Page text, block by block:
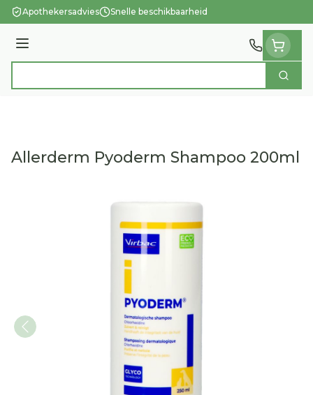
Ga naar de inhoud
Apothekersadvies Snelle beschikbaarheid
Menu
Zoek
Allerderm Pyoderm Shampoo 200ml